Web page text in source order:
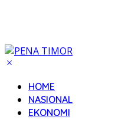
HOME
NASIONAL
EKONOMI